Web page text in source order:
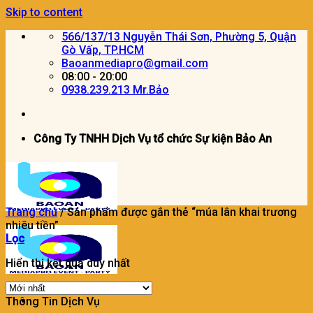
Skip to content
566/137/13 Nguyễn Thái Sơn, Phường 5, Quận
Gò Vấp, TP.HCM
Baoanmediapro@gmail.com
08:00 - 20:00
0938.239.213 Mr.Bảo
Công Ty TNHH Dịch Vụ tổ chức Sự kiện Bảo An
Trang chủ /Sản phẩm được gắn thẻ “múa lân khai trương
nhiêu tiền”
Lọc
Hiển thị kết quả duy nhất
Thông Tin Dịch Vụ